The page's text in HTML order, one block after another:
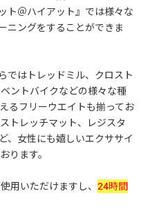
ト＠ハイアット』では様々な
ニングをすることができま
ではトレッドミル、クロスト
ントバイクなどの様々な種
るフリーウエイトも揃ってお
トレッチマット、レジスタ
、女性にも嬉しいエクササイ
ります。
用いただけますし、24時間